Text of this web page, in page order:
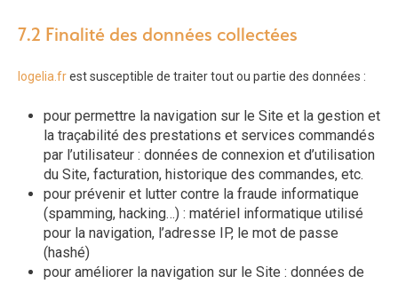
7.2 Finalité des données collectées
logelia.frest susceptible de traiter tout ou partie des données :
pour permettre la navigation sur le Site et la gestion et
la traçabilité des prestations et services commandés
par l’utilisateur : données de connexion et d’utilisation
du Site, facturation, historique des commandes, etc.
pour prévenir et lutter contre la fraude informatique
(spamming, hacking…) : matériel informatique utilisé
pour la navigation, l’adresse IP, le mot de passe
(hashé)
pour améliorer la navigation sur le Site : données de